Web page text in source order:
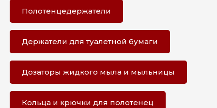
Полотенцедержатели
Держатели для туалетной бумаги
Дозаторы жидкого мыла и мыльницы
Кольца и крючки для полотенец